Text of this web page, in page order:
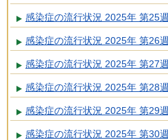
感染症の流行状況 2025年 第25週
感染症の流行状況 2025年 第26週
感染症の流行状況 2025年 第27週
感染症の流行状況 2025年 第28週
感染症の流行状況 2025年 第29週
感染症の流行状況 2025年 第30週